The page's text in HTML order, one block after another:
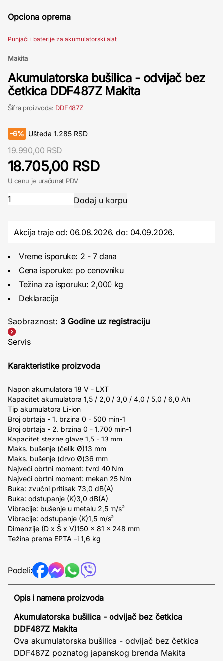
Opciona oprema
Punjači i baterije za akumulatorski alat
Makita
Akumulatorska bušilica - odvijač bez
četkica DDF487Z Makita
Šifra proizvoda: DDF487Z
-6% Ušteda 1.285 RSD
19.990,00 RSD
18.705,00 RSD
U cenu je uračunat PDV
Akcija traje od: 06.08.2026.do: 04.09.2026.
Vreme isporuke: 2 - 7 dana
Cena isporuke: po cenovniku
Težina za isporuku: 2,000 kg
Deklaracija
Saobraznost: 3 Godine uz registraciju
Servis
Karakteristike proizvoda
Napon akumulatora 18 V - LXT
Kapacitet akumulatora 1,5 / 2,0 / 3,0 / 4,0 / 5,0 / 6,0 Ah
Tip akumulatora Li-ion
Broj obrtaja - 1. brzina 0 - 500 min-1
Broj obrtaja - 2. brzina 0 - 1.700 min-1
Kapacitet stezne glave 1,5 - 13 mm
Maks. bušenje (čelik Ø)13 mm
Maks. bušenje (drvo Ø)36 mm
Najveći obrtni moment: tvrd 40 Nm
Najveći obrtni moment: mekan 25 Nm
Buka: zvučni pritisak 73,0 dB(A)
Buka: odstupanje (K)3,0 dB(A)
Vibracije: bušenje u metalu 2,5 m/s²
Vibracije: odstupanje (K)1,5 m/s²
Dimenzije (D x Š x V)150 x 81 x 248 mm
Težina prema EPTA –i 1,6 kg
Podeli:
Opis i namena proizvoda
Akumulatorska bušilica - odvijač bez četkica
DDF487Z Makita
Ova akumulatorska bušilica - odvijač bez četkica
DDF487Z poznatog japanskog brenda Makita